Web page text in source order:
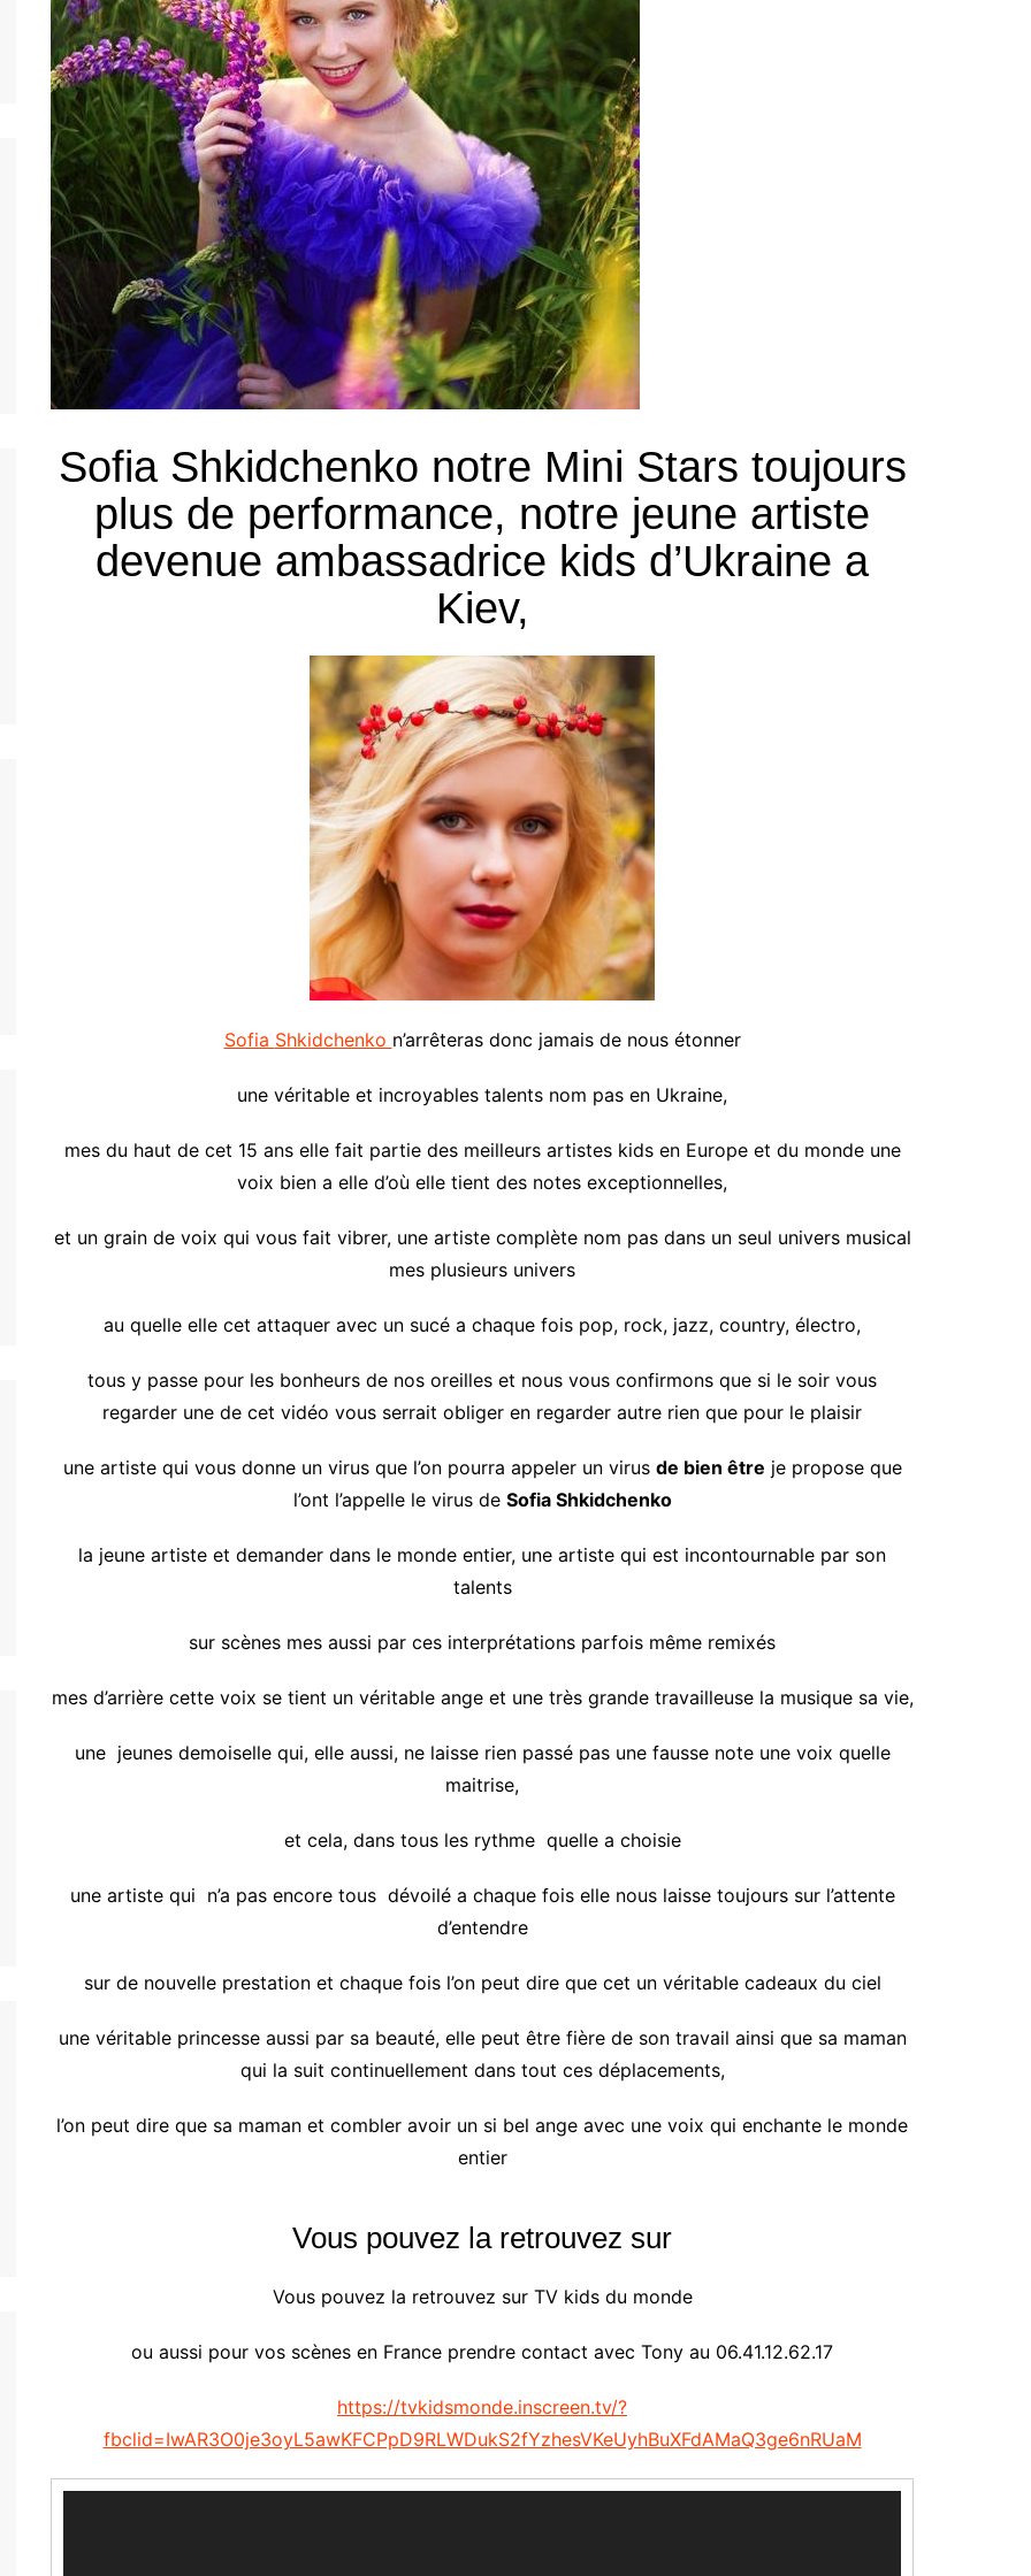
jeunes
jeunes
jeunes
jeunes
jeunes
jeunes
jeunes
jeunes
jeunes
Sofia Shkidchenko notre Mini Stars toujours
plus de performance, notre jeune artiste
devenue ambassadrice kids d’Ukraine a
Kiev,
Sofia Shkidchenko n’arrêteras donc jamais de nous étonner
une véritable et incroyables talents nom pas en Ukraine,
mes du haut de cet 15 ans elle fait partie des meilleurs artistes kidsen Europe et du monde une
voix bien a elle d’où elle tient des notes exceptionnelles,
et un grain de voix qui vous fait vibrer, une artiste complète nom pas dans un seul univers musical
mes plusieurs univers
au quelle elle cet attaquer avec un sucé a chaque fois pop, rock, jazz, country, électro,
tous y passe pour les bonheurs de nos oreilles et nous vous confirmons que si le soir vous
regarder une de cet vidéo vous serrait obliger en regarder autre rien que pour le plaisir
une artiste qui vous donne un virus que l’on pourra appeler un virus de bien être je proposeque
l’ont l’appelle le virus de Sofia Shkidchenko
la jeune artiste et demander dans le monde entier, une artiste qui est incontournable par son
talents
sur scènes mes aussi par ces interprétations parfois même remixés
mes d’arrière cette voix setient un véritable ange et une très grande travailleuse la musique sa vie,
une jeunes demoiselle qui, elle aussi, ne laisse rien passé pas une fausse note une voix quelle
maitrise,
et cela, dans tous les rythme quelle a choisie
une artiste qui n’a pas encore tous dévoilé a chaque fois elle nous laisse toujours sur l’attente
d’entendre
sur de nouvelle prestation et chaque fois l’on peut dire que cet un véritablecadeaux du ciel
une véritable princesse aussi par sa beauté, elle peut être fièrede son travail ainsi que sa maman
qui la suit continuellement dans tout ces déplacements,
l’on peut dire que sa maman et combler avoir un si bel ange avec une voix qui enchante le monde
entier
Vous pouvez la retrouvez sur
Vous pouvez la retrouvez sur TV kidsdu monde
ou aussi pour vos scènes en France prendre contact avec Tony au 06.41.12.62.17
https://tvkidsmonde.inscreen.tv/?
fbclid=IwAR3O0je3oyL5awKFCPpD9RLWDukS2fYzhesVKeUyhBuXFdAMaQ3ge6nRUaM